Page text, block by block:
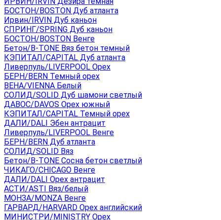
БОСТОН/BOSTON Дуб атланта
Ирвин/IRVIN Дуб каньон
СПРИНГ/SPRING Дуб каньон
БОСТОН/BOSTON Венге
Бетон/B-TONE Вяз бетон темный
КЭПИТАЛ/CAPITAL Дуб атланта
Ливерпуль/LIVERPOOL Орех
БЕРН/BERN Темный орех
ВЕНА/VIENNA Белый
СОЛИД/SOLID Дуб шамони светлый
ДАВОС/DAVOS Орех южный
КЭПИТАЛ/CAPITAL Темный орех
ДАЛИ/DALI Эбен антрацит
Ливерпуль/LIVERPOOL Венге
БЕРН/BERN Дуб атланта
СОЛИД/SOLID Вяз
Бетон/B-TONE Сосна бетон светлый
ЧИКАГО/CHICAGO Венге
ДАЛИ/DALI Орех антрацит
АСТИ/ASTI Вяз/белый
МОНЗА/MONZA Венге
ГАРВАРД/HARVARD Орех английский
МИНИСТРИ/MINISTRY Орех